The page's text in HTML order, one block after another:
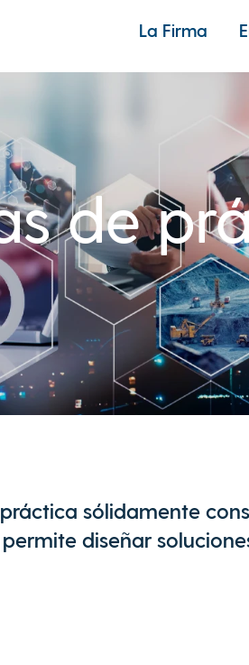
La Firma
de
sólidamente
diseñar